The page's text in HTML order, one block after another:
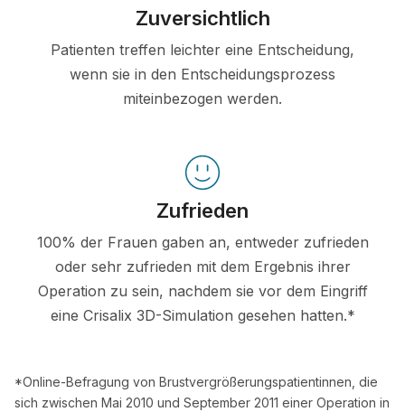
Zuversichtlich
Patienten treffen leichter eine Entscheidung,
wenn sie in den Entscheidungsprozess
miteinbezogen werden.
Zufrieden
100% der Frauen gaben an, entweder zufrieden
oder sehr zufrieden mit dem Ergebnis ihrer
Operation zu sein, nachdem sie vor dem Eingriff
eine Crisalix 3D-Simulation gesehen hatten.*
*Online-Befragung von Brustvergrößerungspatientinnen, die
sich zwischen Mai 2010 und September 2011 einer Operation in